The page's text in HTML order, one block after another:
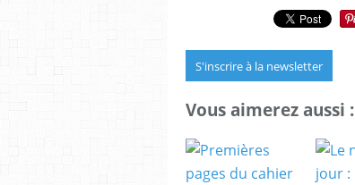
S'inscrire à la newsletter
Vous aimerez aussi :